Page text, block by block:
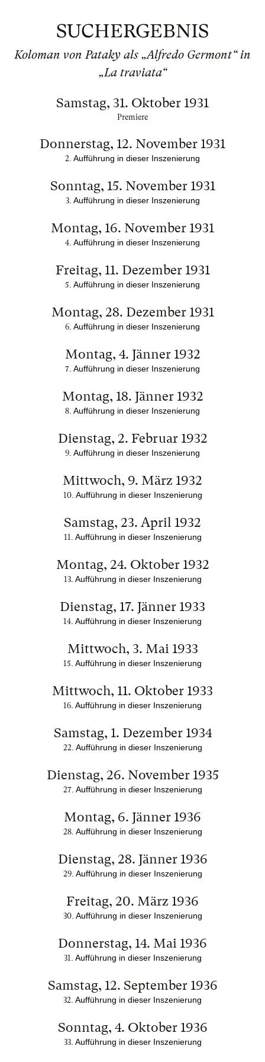
SUCHERGEBNIS
Koloman von Pataky als „Alfredo Germont“ in
„La traviata“
Samstag, 31. Oktober 1931
Premiere
Donnerstag, 12. November 1931
2 . Aufführung in dieser Inszenierung
Sonntag, 15. November 1931
3. Aufführung in dieser Inszenierung
Montag, 16. November 1931
4 . Aufführung in dieser Inszenierung
Freitag, 11. Dezember 1931
5 . Aufführung in dieser Inszenierung
Montag, 28. Dezember 1931
6 . Aufführung in dieser Inszenierung
Montag, 4. Jänner 1932
7 . Aufführung in dieser Inszenierung
Montag, 18. Jänner 1932
8 . Aufführung in dieser Inszenierung
Dienstag, 2. Februar 1932
9 . Aufführung in dieser Inszenierung
Mittwoch, 9. März 1932
10. Aufführung in dieser Inszenierung
Samstag, 23. April 1932
11 . Aufführung in dieser Inszenierung
Montag, 24. Oktober 1932
13. Aufführung in dieser Inszenierung
Dienstag, 17. Jänner 1933
14 . Aufführung in dieser Inszenierung
Mittwoch, 3. Mai 1933
15 . Aufführung in dieser Inszenierung
Mittwoch, 11. Oktober 1933
16 . Aufführung in dieser Inszenierung
Samstag, 1. Dezember 1934
22. Aufführung in dieser Inszenierung
Dienstag, 26. November 1935
27. Aufführung in dieser Inszenierung
Montag, 6. Jänner 1936
28. Aufführung in dieser Inszenierung
Dienstag, 28. Jänner 1936
29. Aufführung in dieser Inszenierung
Freitag, 20. März 1936
30. Aufführung in dieser Inszenierung
Donnerstag, 14. Mai 1936
31 . Aufführung in dieser Inszenierung
Samstag, 12. September 1936
32 . Aufführung in dieser Inszenierung
Sonntag, 4. Oktober 1936
33. Aufführung in dieser Inszenierung